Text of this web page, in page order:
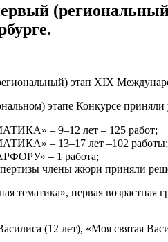
этап XIX
этапе Конкурсе приняли
– 9–12 лет – 125 работ;
– 13–17 лет –102 работы;
– 1 работа;
члены жюри приняли
тематика», первая возрастная
(12 лет), «Моя святая